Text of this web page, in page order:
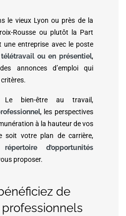
le vieux Lyon ou près de la
Rousse ou plutôt la Part
une entreprise avec le poste
télétravailou en présentiel,
annonces d’emploi qui
bien-être au travail,
, les perspectives
à la hauteur de vos
soit votre plan de carrière,
répertoire d’opportunités
proposer.
de